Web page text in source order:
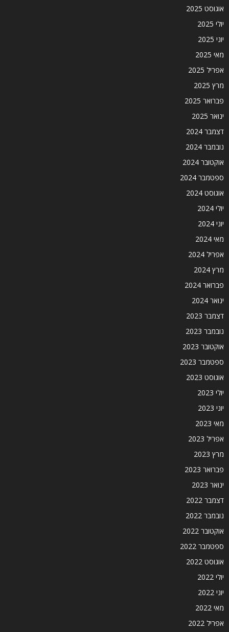
אוגוסט 2025
יולי 2025
יוני 2025
מאי 2025
אפריל 2025
מרץ 2025
פברואר 2025
ינואר 2025
דצמבר 2024
נובמבר 2024
אוקטובר 2024
ספטמבר 2024
אוגוסט 2024
יולי 2024
יוני 2024
מאי 2024
אפריל 2024
מרץ 2024
פברואר 2024
ינואר 2024
דצמבר 2023
נובמבר 2023
אוקטובר 2023
ספטמבר 2023
אוגוסט 2023
יולי 2023
יוני 2023
מאי 2023
אפריל 2023
מרץ 2023
פברואר 2023
ינואר 2023
דצמבר 2022
נובמבר 2022
אוקטובר 2022
ספטמבר 2022
אוגוסט 2022
יולי 2022
יוני 2022
מאי 2022
אפריל 2022